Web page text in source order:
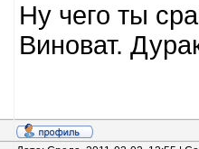
Ну чего ты
Виноват.